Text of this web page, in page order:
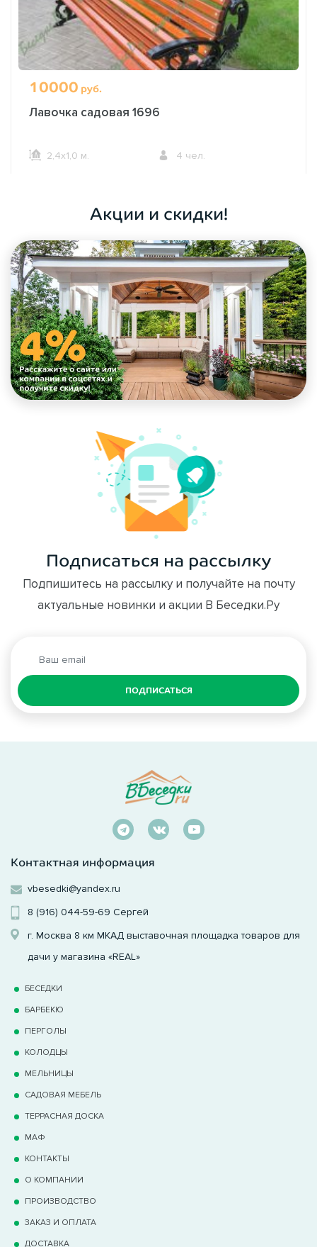
10000 руб.
Лавочка садовая 1696
2,4х1,0 м. 4 чел.
Акции и скидки!
Подписаться на рассылку
Подпишитесь на рассылку и получайте на почту
актуальные новинки и акции В Беседки.Ру
ПОДПИСАТЬСЯ
Контактная информация
vbesedki@yandex.ru
8 (916) 044-59-69 Сергей
г. Москва 8 км МКАД выставочная площадка товаров для
дачи у магазина «REAL»
БЕСЕДКИ
БАРБЕКЮ
ПЕРГОЛЫ
КОЛОДЦЫ
МЕЛЬНИЦЫ
САДОВАЯ МЕБЕЛЬ
ТЕРРАCНАЯ ДОСКА
МАФ
КОНТАКТЫ
О КОМПАНИИ
ПРОИЗВОДСТВО
ЗАКАЗ И ОПЛАТА
ДОСТАВКА